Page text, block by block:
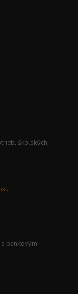
školských
bankovým